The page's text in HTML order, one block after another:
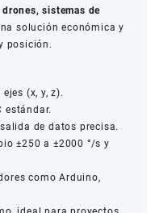
sistemas de
solución económica y
posición.
(x, y, z).
estándar.
de datos precisa.
±250 a ±2000 °/s y
como Arduino,